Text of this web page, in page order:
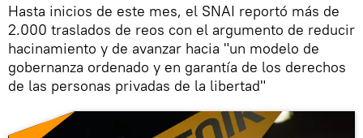
Hasta inicios de este mes, el SNAI reportó más de
2.000 traslados de reos con el argumento de reducir
hacinamiento y de avanzar hacia "un modelo de
gobernanza ordenado y en garantía de los derechos
de las personas privadas de la libertad"